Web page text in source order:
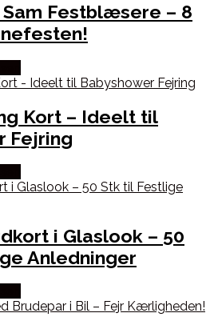
Festblæsere – 8
Kort – Ideelt til
Fejring
i Glaslook – 50
Anledninger